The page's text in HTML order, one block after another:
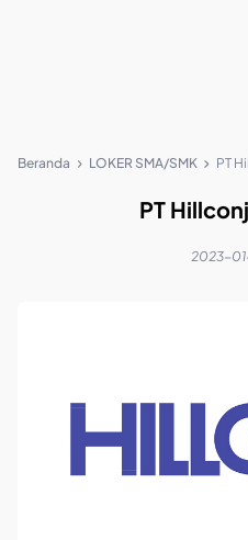
Beranda LOKER SMA/SMK PT
PT
2023-